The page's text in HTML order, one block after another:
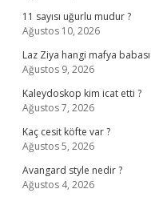
11 sayısı uğurlu mudur ?
Ağustos 10, 2026
Laz Ziya hangi mafya babası
Ağustos 9, 2026
Kaleydoskop kim icat etti ?
Ağustos 7, 2026
Kaç cesit köfte var ?
Ağustos 5, 2026
Avangard style nedir ?
Ağustos 4, 2026